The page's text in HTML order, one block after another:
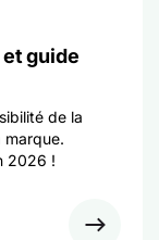
guide
de la
marque.
2026 !